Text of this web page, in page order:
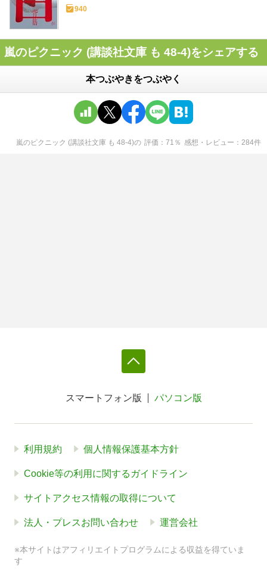
940
嵐のピクニック (講談社文庫 も 48-4)をシェアする
本つぶやきをつぶやく
嵐のピクニック (講談社文庫 も 48-4)の 評価 71 ％ 感想・レビュー 284件
スマートフォン版 パソコン版
利用規約 個人情報保護基本方針
Cookie等の利用に関するガイドライン
サイトアクセス情報の取得について
法人・プレスお問い合わせ 運営会社
※本サイトはアフィリエイトプログラムによる収益を得ていま
す